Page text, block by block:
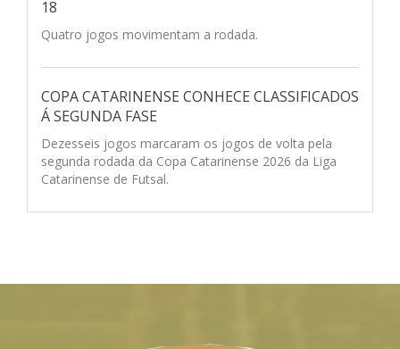
18
Quatro jogos movimentam a rodada.
COPA CATARINENSE CONHECE CLASSIFICADOS
Á SEGUNDA FASE
Dezesseis jogos marcaram os jogos de volta pela
segunda rodada da Copa Catarinense 2026 da Liga
Catarinense de Futsal.